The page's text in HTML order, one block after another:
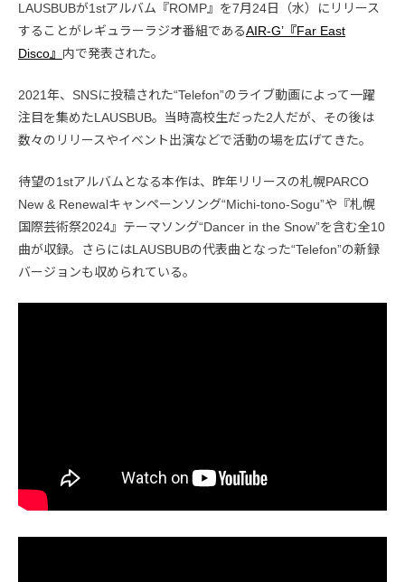
LAUSBUBが1stアルバム『ROMP』を7月24日（水）にリリース
することがレギュラーラジオ番組であるAIR-G’『Far East
Disco』 内で発表された。
2021年、SNSに投稿された“Telefon”のライブ動画によって一躍
注目を集めたLAUSBUB。当時高校生だった2人だが、その後は
数々のリリースやイベント出演などで活動の場を広げてきた。
待望の1stアルバムとなる本作は、昨年リリースの札幌PARCO
New & Renewalキャンペーンソング“Michi-tono-Sogu”や『札幌
国際芸術祭2024』テーマソング“Dancer in the Snow”を含む全10
曲が収録。さらにはLAUSBUBの代表曲となった“Telefon”の新録
バージョンも収められている。